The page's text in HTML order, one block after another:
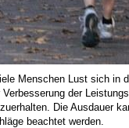
Menschen Lust sich
der
Die Ausdauer
beachtet werden.